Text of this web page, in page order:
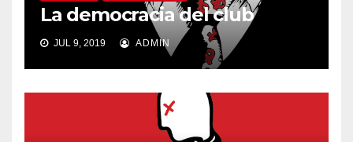
La democracia del club
JUL 9, 2019 ADMIN